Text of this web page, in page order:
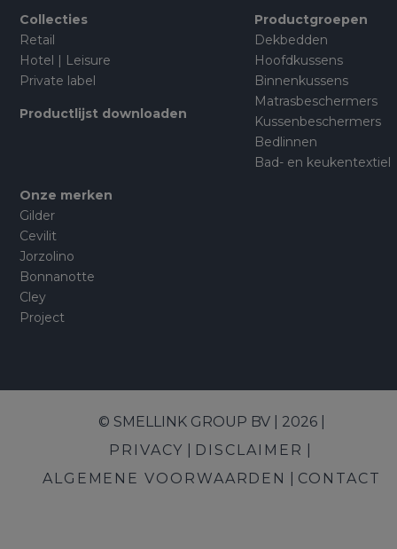
Collecties
Retail
Hotel | Leisure
Private label
Productlijst downloaden
Productgroepen
Dekbedden
Hoofdkussens
Binnenkussens
Matrasbeschermers
Kussenbeschermers
Bedlinnen
Bad- en keukentextiel
Onze merken
Gilder
Cevilit
Jorzolino
Bonnanotte
Cley
Project
© SMELLINK GROUP BV | 2026 |
PRIVACY
DISCLAIMER
ALGEMENE VOORWAARDEN
CONTACT